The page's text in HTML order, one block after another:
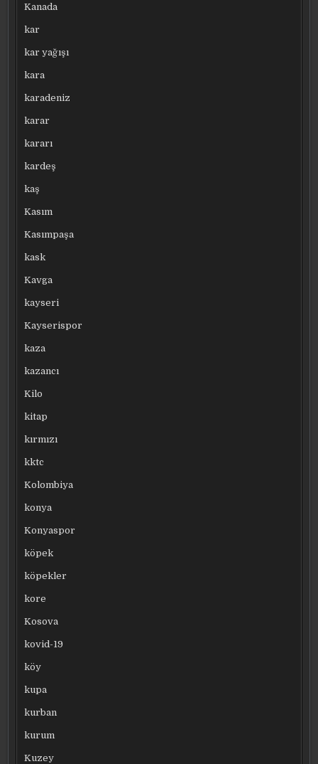
Kanada
kar
kar yağışı
kara
karadeniz
karar
kararı
kardeş
kaş
Kasım
Kasımpaşa
kask
Kavga
kayseri
Kayserispor
kaza
kazancı
Kilo
kitap
kırmızı
kktc
Kolombiya
konya
Konyaspor
köpek
köpekler
kore
Kosova
kovid-19
köy
kupa
kurban
kurum
Kuzey